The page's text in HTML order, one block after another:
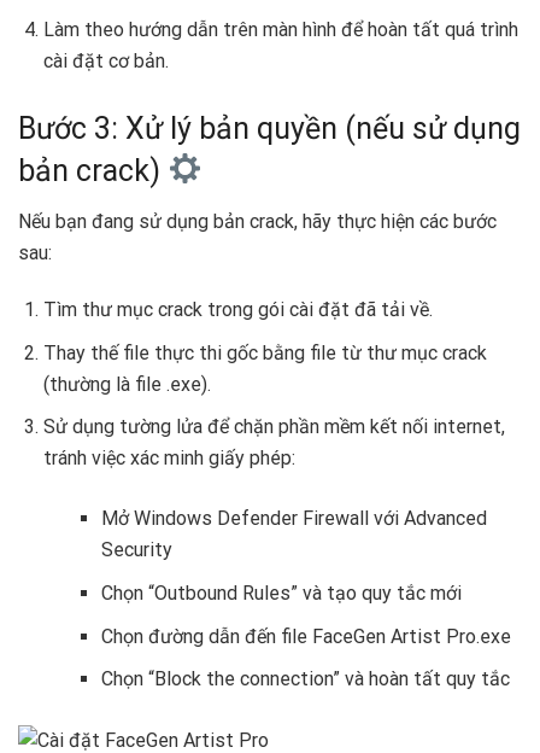
Làm theo hướng dẫn trên màn hình để hoàn tất quá trình
cài đặt cơ bản.
Bước 3: Xử lý bản quyền (nếu sử dụng
bản crack)
Nếu bạn đang sử dụng bản crack, hãy thực hiện các bước
sau:
Tìm thư mục crack trong gói cài đặt đã tải về.
Thay thế file thực thi gốc bằng file từ thư mục crack
(thường là file .exe).
Sử dụng tường lửa để chặn phần mềm kết nối internet,
tránh việc xác minh giấy phép:
Mở Windows Defender Firewall với Advanced
Security
Chọn “Outbound Rules” và tạo quy tắc mới
Chọn đường dẫn đến file FaceGen Artist Pro.exe
Chọn “Block the connection” và hoàn tất quy tắc